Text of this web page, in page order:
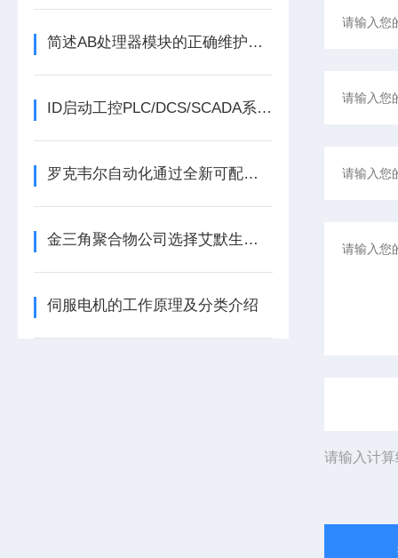
简述AB处理器模块的正确维护保养方法
ID启动工控PLC/DCS/SCADA系列份额报告
罗克韦尔自动化通过全新可配置 I/O 模块提升制造灵活性
金三角聚合物公司选择艾默生为其新建工厂提供设备数字自动化技术以及软件
伺服电机的工作原理及分类介绍
请输入计